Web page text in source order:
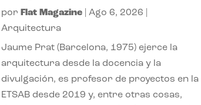
por Flat Magazine |Ago 6, 2026
Arquitectura
Jaume Prat (Barcelona, 1975) ejerce la
arquitectura desde la docencia y la
divulgación, es profesor de proyectos en la
ETSAB desde 2019 y, entre otras cosas,